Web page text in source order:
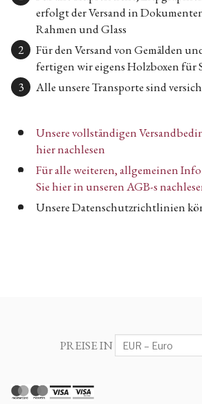
erfolgt der Versand in
Rahmen und Glass
Für den Versand von Gemälden
fertigen wir eigens Holzboxen für
Alle unsere Transporte sind
Unsere vollständigen
hier nachlesen
Für alle weiteren, allgemeinen
Sie hier in unseren AGB-s
Unsere Datenschutzrichtlinien
PREISE IN